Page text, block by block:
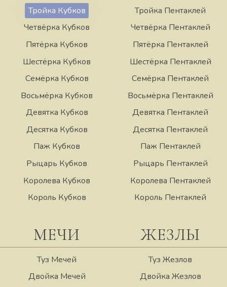
Тройка Кубков
Четвёрка Кубков
Пятёрка Кубков
Шестёрка Кубков
Семёрка Кубков
Восьмёрка Кубков
Девятка Кубков
Десятка Кубков
Паж Кубков
Рыцарь Кубков
Королева Кубков
Король Кубков
Тройка Пентаклей
Четвёрка Пентаклей
Пятёрка Пентаклей
Шестёрка Пентаклей
Семёрка Пентаклей
Восьмёрка Пентаклей
Девятка Пентаклей
Десятка Пентаклей
Паж Пентаклей
Рыцарь Пентаклей
Королева Пентаклей
Король Пентаклей
МЕЧИ
Туз Мечей
Двойка Мечей
ЖЕЗЛЫ
Туз Жезлов
Двойка Жезлов